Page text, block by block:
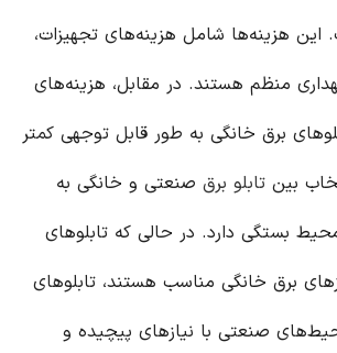
این هزینه‌ها شامل هزینه‌های تجهیزات،
منظم هستند. در مقابل، هزینه‌های
برق خانگی به طور قابل توجهی کمتر
بین تابلو برق صنعتی و خانگی به
بستگی دارد. در حالی که تابلوهای
برق خانگی مناسب هستند، تابلوهای
صنعتی با نیازهای پیچیده و